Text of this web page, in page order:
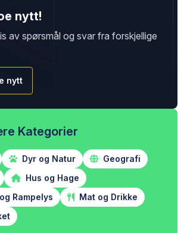
nytt!
av spørsmål og svar fra forskjellige
nytt
Kategorier
Dyr og Natur
Geografi
Hus og Hage
Rampelys
Mat og Drikke